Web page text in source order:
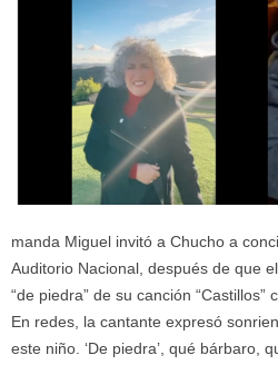
manda Miguel invitó a Chucho a
Auditorio Nacional, después de que
“de piedra” de su canción “Castillos”
En redes, la cantante expresó
este niño. ‘De piedra’, qué bárbaro,